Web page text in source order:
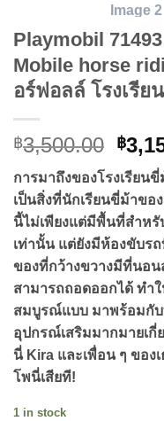
Playmobil
Mobile horse
อร์ฟอลล์ โรงเรี
฿3,500.00
was:
฿
฿
การมาถึงของโรงเรียน
เป็นสิ่งที่นักเรียนขี่ม้าขอ
นี้ไม่เพียงแต่มีพื้นที่สำห
เท่านั้น แต่ยังมีห้องขับร
ของที่กว้างขวางมีที่นอน
สามารถถอดออกได้ ทำ
สมบูรณ์แบบ มาพร้อมกับ
อุปกรณ์เสริมมากมายเ
นี่ Kira และเพื่อน ๆ ของ
โพนี่เสียที!
1 in stock